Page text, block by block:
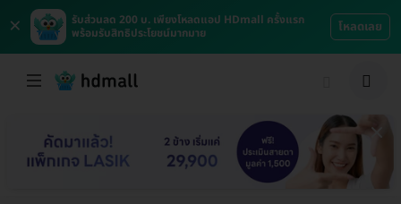
×
รับส่วนลด 200 บ. เพียงโหลดแอป HDmall ครั้งแรก
พร้อมรับสิทธิประโยชน์มากมาย
โหลดเลย